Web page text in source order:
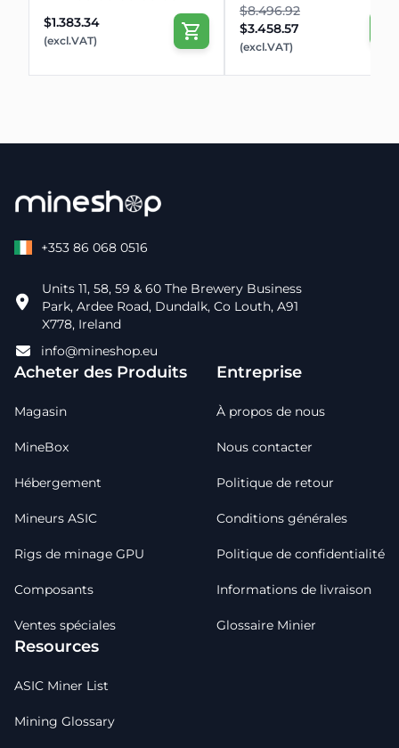
$1.383.34
(excl.VAT)
$8.496.92
$3.458.57
(excl.VAT)
+353 86 068 0516
Units 11, 58, 59 & 60 The Brewery Business
Park, Ardee Road, Dundalk, Co Louth, A91
X778, Ireland
info@mineshop.eu
Acheter des Produits
Magasin
MineBox
Hébergement
Mineurs ASIC
Rigs de minage GPU
Composants
Ventes spéciales
Entreprise
À propos de nous
Nous contacter
Politique de retour
Conditions générales
Politique de confidentialité
Informations de livraison
Glossaire Minier
Resources
ASIC Miner List
Mining Glossary